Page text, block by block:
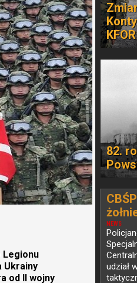
Legionu
Ukrainy
od II wojny
82.
NEWS
udział